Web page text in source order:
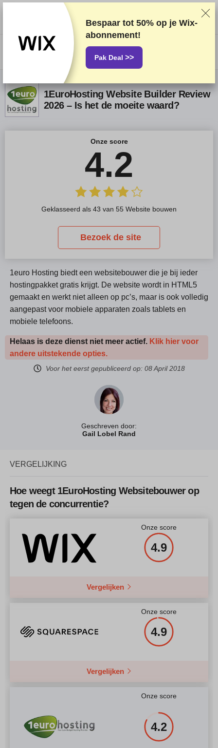
We rangschikken providers op basis van grondige tests en onderzoek,
maar houden ook rekening met feedback van onze lezers en onze
commerciële overeenkomsten met providers. Deze pagina bevat
Openbaarmaking van advertenties
1EuroHosting Website Builder Review
2026 – Is het de moeite waard?
Geschreven door:
Gail Lobel Rand
1euro Hosting biedt een websitebouwer die je bij ieder
hostingpakket gratis krijgt. De website wordt in HTML5
gemaakt en werkt niet alleen op pc’s, maar is ook volledig
aangepast voor mobiele apparaten zoals tablets en
mobiele telefoons.
Helaas is deze dienst niet meer actief. Klik hier voor
andere uitstekende opties.
Voor het eerst gepubliceerd op: 08 April 2018
Onze score
4.2
Geklasseerd als 43 van 55 Website bouwen
Bezoek de site
VERGELIJKING
Hoe weegt 1EuroHosting Websitebouwer op
tegen de concurrentie?
Onze score
4.9
Vergelijken
Onze score
4.9
Vergelijken
Onze score
4.2
Bespaar tot 50% op je Wix-
abonnement!
Pak Deal >>